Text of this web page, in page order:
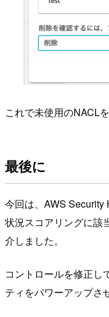
これで未使用のNACL
最後に
今回は、AWS Security
状況スコアリングに該
介しました。
コントロールを修正し
ティをパワーアップさ